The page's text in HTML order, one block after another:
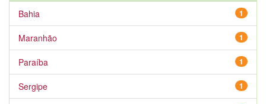
1
Bahia
1
Maranhão
1
Paraíba
1
Sergipe